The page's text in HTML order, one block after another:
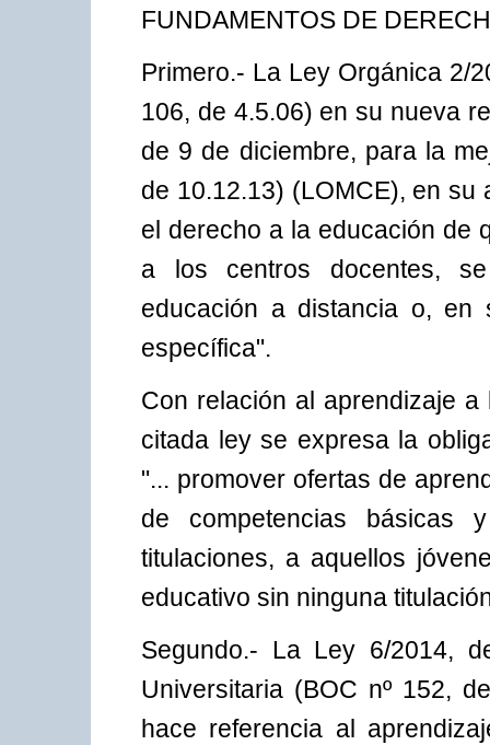
FUNDAMENTOS DE
Primero.- La Ley Orgánica 2/
106, de 4.5.06) en su nueva
de 9 de diciembre, para la
de 10.12.13) (LOMCE), en
el derecho a la educación de
a los centros docentes,
educación a distancia o, en
específica".
Con relación al aprendizaje
citada ley se expresa la
"... promover ofertas de
de competencias básicas
titulaciones, a aquellos
educativo sin ninguna
Segundo.- La Ley 6/2014,
Universitaria (BOC nº 152,
hace referencia al